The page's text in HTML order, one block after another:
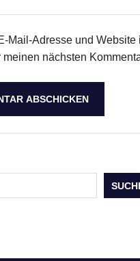
Mail-Adresse und Website
meinen nächsten